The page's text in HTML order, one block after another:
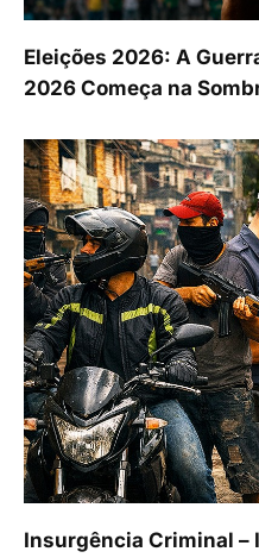
Eleições 2026: A
2026 Começa na
Insurgência Criminal –